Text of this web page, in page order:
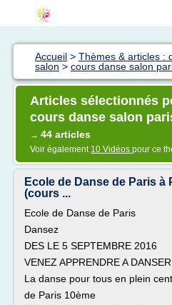
Accueil > Thèmes & articles :
salon > cours danse salon
Articles sélectionnés
cours danse salon
→ 44 articles
Voir également 10 Vidéos pour ce
Ecole de Danse de Paris à
(cours ...
Ecole de Danse de Paris
Dansez
DES LE 5 SEPTEMBRE 2016
VENEZ APPRENDRE A DANSER
La danse pour tous en plein
de Paris 10ème